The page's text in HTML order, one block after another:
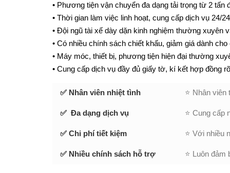
• Phương tiện vận chuyển đa dạng tải trọng từ 2 tấn
• Thời gian làm việc linh hoạt, cung cấp dịch vụ 24/
• Đội ngũ tài xế dày dặn kinh nghiệm thường xuyên
• Có nhiều chính sách chiết khấu, giảm giá dành
• Máy móc, thiết bị, phương tiện hiện đại thường
• Cung cấp dịch vụ đầy đủ giấy tờ, kí kết hợp đồng
✅ Nhân viên nhiệt tình ⭐ Nhân
✅ Đa dạng dịch vụ ⭐ Cung cấp
✅ Chi phí tiết kiệm ⭐ Với nhiều
✅ Nhiều chính sách hỗ trợ ⭐ Luôn